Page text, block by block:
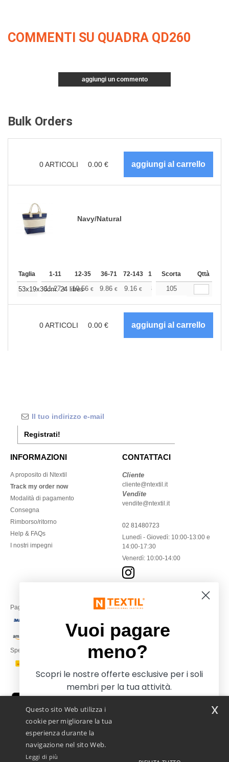
COMMENTI SU QUADRA QD260
aggiungi un commento
Bulk Orders
0ARTICOLI 0.00 €
Navy/Natural
Taglia 1-11 12-35 36-71 72-143 144-287 288 + Altri
Scorta Qttà
53x19x36cm. 24 litres
11.27€ 10.56 € 9.86 € 9.16 € 8.44 €105
0ARTICOLI 0.00 €
Registrati!
INFORMAZIONI
A proposito di Ntextil
Track my order now
Modalità di pagamento
Consegna
Rimborso/ritorno
Help & FAQs
I nostri impegni
CONTATTACI
Cliente
cliente@ntextil.it
Vendite
vendite@ntextil.it
02 81480723
Lunedì - Giovedì: 10:00-13:00 e
14:00-17:30
Venerdì: 10:00-14:00
Paga con
Spediamo con
Questo sito Web utilizza i
cookie per migliorare la tua
esperienza durante la
navigazione nel sito Web.
Leggi di più
x
Vuoi pagare
meno?
Scopri le nostre offerte esclusive per i soli
membri per la tua attività.